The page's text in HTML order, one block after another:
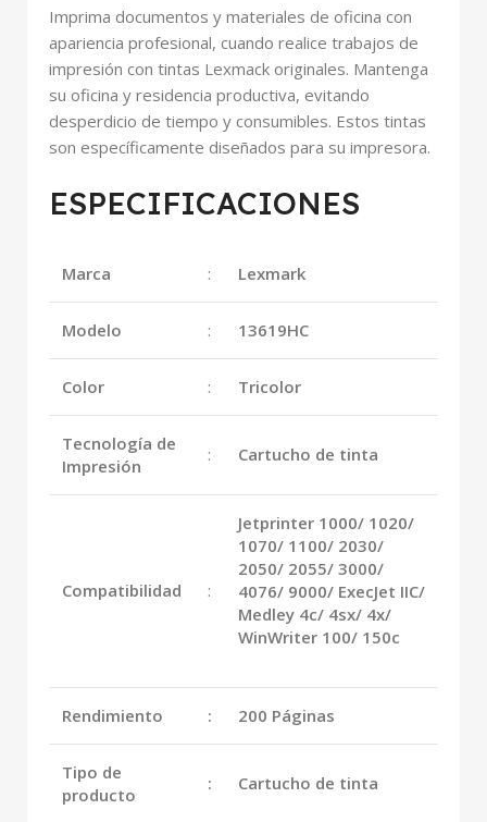
Imprima documentos y materiales de oficina con
apariencia profesional, cuando realice trabajos de
impresión con tintas Lexmack originales. Mantenga
su oficina y residencia productiva, evitando
desperdicio de tiempo y consumibles. Estos tintas
son específicamente diseñados para su impresora.
ESPECIFICACIONES
Marca : Lexmark
Modelo : 13619HC
Color : Tricolor
Tecnología de
Impresión
: Cartucho de tinta
Compatibilidad :
Jetprinter 1000/ 1020/
1070/ 1100/ 2030/
2050/ 2055/ 3000/
4076/ 9000/ ExecJet IIC/
Medley 4c/ 4sx/ 4x/
WinWriter 100/ 150c
Rendimiento : 200 Páginas
Tipo de
producto
: Cartucho de tinta